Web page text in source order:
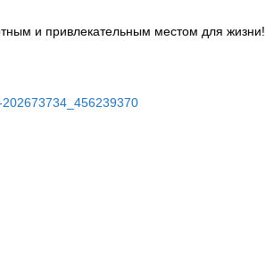
и привлекательным местом для жизни!